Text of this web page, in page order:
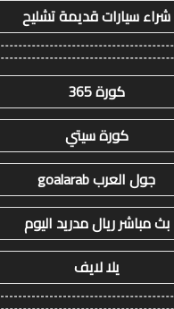
شراء سيارات قديمة تشليح
كورة 365
كورة سيتي
جول العرب goalarab
بث مباشر ريال مدريد اليوم
يلا لايف